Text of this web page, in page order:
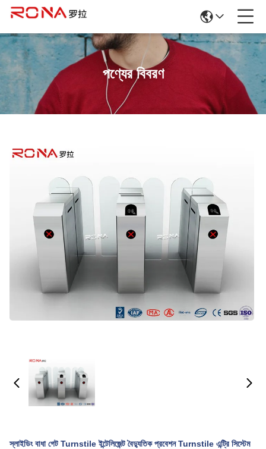
পণ্যের বিবরণ
স্লাইডিং বাধা গেট Turnstile ইন্টেলিজেন্ট বৈদ্যুতিক প্রবেশন Turnstile এন্ট্রি সিস্টেম